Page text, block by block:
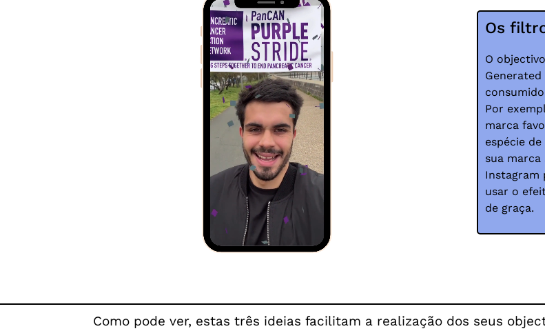
Os
O
Por
marca
espécie
sua
Instagram
usar o
de graça.
Como pode ver, estas três ideias facilitam a realização dos seus